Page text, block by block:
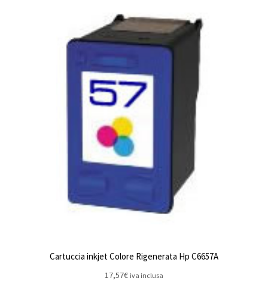
Cartuccia inkjet Colore Rigenerata Hp C6657A
17,57€ iva inclusa